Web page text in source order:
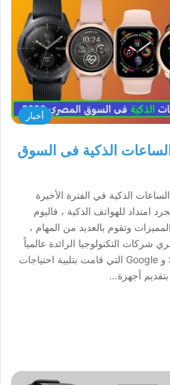
أخبار
الذكية فى السوق
8 تطورت الساعات الذكية في الفترة الأخيرة
للهواتف الذكية ، فاليوم
وتقوم بالعديد من المهام ،
شركات التكنولوجيا الرائدة عالمياً
مثل Apple و Samsung و Google التي قامت بتلبية احتياجات
أجهزة…